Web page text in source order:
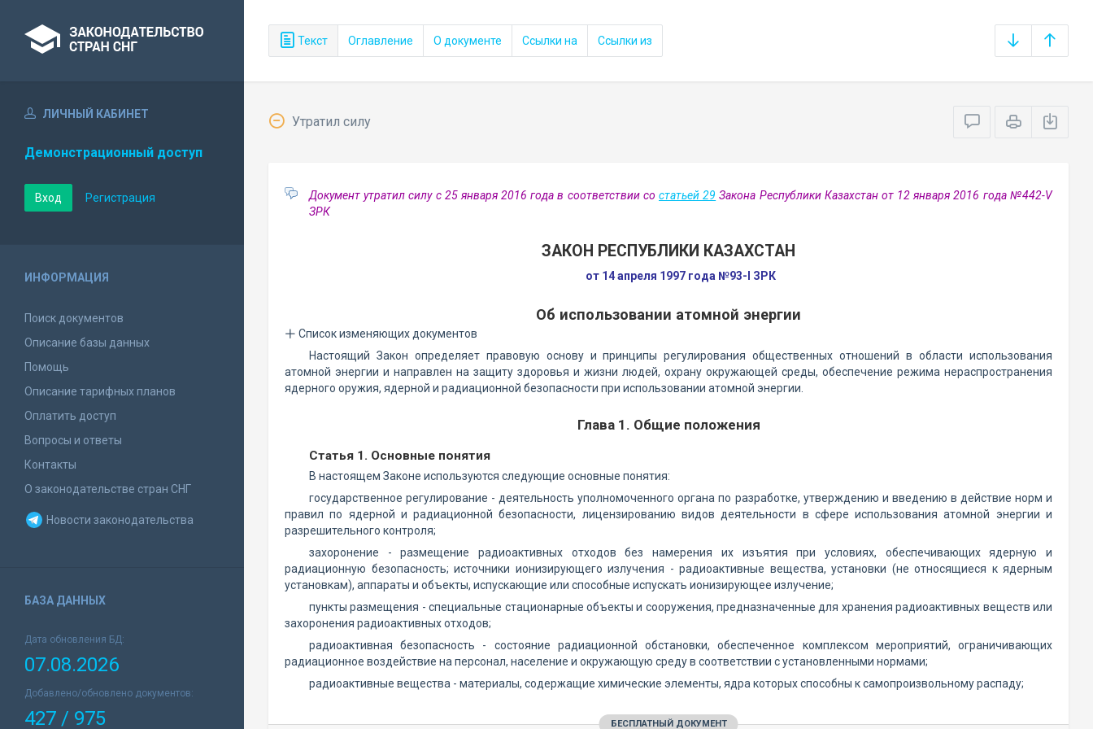
Текст Оглавление О документе Ссылки на Ссылки из
ЛИЧНЫЙ КАБИНЕТ
Демонстрационный доступ
Вход Регистрация
ИНФОРМАЦИЯ
Поиск документов
Описание базы данных
Помощь
Описание тарифных планов
Оплатить доступ
Вопросы и ответы
Контакты
О законодательстве стран СНГ
Новости законодательства
БАЗА ДАННЫХ
Дата обновления БД:
07.08.2026
Добавлено/обновлено документов:
427 / 975
Утратил силу
Документ утратил силу с 25 января 2016 года в соответствии со статьей 29 Закона Республики Казахстан от 12 января 2016 года №442-V
ЗРК
ЗАКОН РЕСПУБЛИКИ КАЗАХСТАН
от 14 апреля 1997 года №93-I ЗРК
Об использовании атомной энергии
Список изменяющих документов
Настоящий Закон определяет правовую основу и принципы регулирования общественных отношений в области использования
атомной энергии и направлен на защиту здоровья и жизни людей, охрану окружающей среды, обеспечение режима нераспространения
ядерного оружия, ядерной и радиационной безопасности при использовании атомной энергии.
Глава 1. Общие положения
Статья 1. Основные понятия
В настоящем Законе используются следующие основные понятия:
государственное регулирование - деятельность уполномоченного органа по разработке, утверждению и введению в действие норм и
правил по ядерной и радиационной безопасности, лицензированию видов деятельности в сфере использования атомной энергии и
разрешительного контроля;
захоронение - размещение радиоактивных отходов без намерения их изъятия при условиях, обеспечивающих ядерную и
радиационную безопасность; источники ионизирующего излучения - радиоактивные вещества, установки (не относящиеся к ядерным
установкам), аппараты и объекты, испускающие или способные испускать ионизирующее излучение;
пункты размещения - специальные стационарные объекты и сооружения, предназначенные для хранения радиоактивных веществ или
захоронения радиоактивных отходов;
радиоактивная безопасность - состояние радиационной обстановки, обеспеченное комплексом мероприятий, ограничивающих
радиационное воздействие на персонал, население и окружающую среду в соответствии с установленными нормами;
радиоактивные вещества - материалы, содержащие химические элементы, ядра которых способны к самопроизвольному распаду;
БЕСПЛАТНЫЙ ДОКУМЕНТ